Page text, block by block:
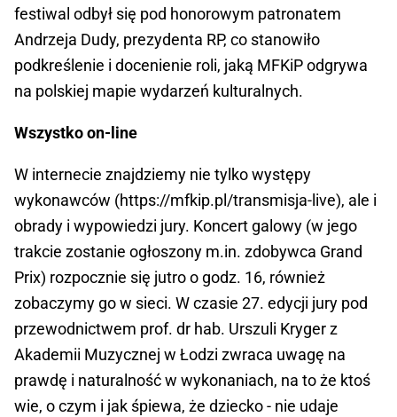
festiwal odbył się pod honorowym patronatem
Andrzeja Dudy, prezydenta RP, co stanowiło
podkreślenie i docenienie roli, jaką MFKiP odgrywa
na polskiej mapie wydarzeń kulturalnych.
Wszystko on-line
W internecie znajdziemy nie tylko występy
wykonawców (https://mfkip.pl/transmisja-live), ale i
obrady i wypowiedzi jury. Koncert galowy (w jego
trakcie zostanie ogłoszony m.in. zdobywca Grand
Prix) rozpocznie się jutro o godz. 16, również
zobaczymy go w sieci. W czasie 27. edycji jury pod
przewodnictwem prof. dr hab. Urszuli Kryger z
Akademii Muzycznej w Łodzi zwraca uwagę na
prawdę i naturalność w wykonaniach, na to że ktoś
wie, o czym i jak śpiewa, że dziecko - nie udaje